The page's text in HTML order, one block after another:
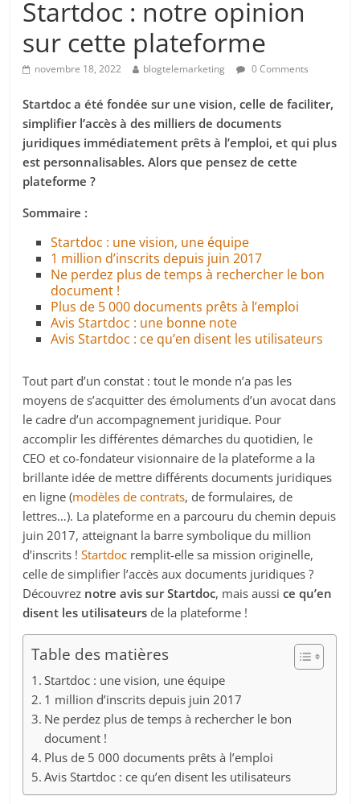
Startdoc : notre opinion
sur cette plateforme
novembre 18, 2022 blogtelemarketing 0 Comments
Startdoc a été fondée sur une vision, celle de faciliter,
simplifier l’accès à des milliers de documents
juridiques immédiatement prêts à l’emploi, et qui plus
est personnalisables. Alors que pensez de cette
plateforme ?
Sommaire :
Startdoc : une vision, une équipe
1 million d’inscrits depuis juin 2017
Ne perdez plus de temps à rechercher le bon
document !
Plus de 5 000 documents prêts à l’emploi
Avis Startdoc : une bonne note
Avis Startdoc : ce qu’en disent les utilisateurs
Tout part d’un constat : tout le monde n’a pas les
moyens de s’acquitter des émoluments d’un avocat dans
le cadre d’un accompagnement juridique. Pour
accomplir les différentes démarches du quotidien, le
CEO et co-fondateur visionnaire de la plateforme a la
brillante idée de mettre différents documents juridiques
en ligne (modèles de contrats, de formulaires, de
lettres…). La plateforme en a parcouru du chemin depuis
juin 2017, atteignant la barre symbolique du million
d’inscrits !Startdoc remplit-elle sa mission originelle,
celle de simplifier l’accès aux documents juridiques ?
Découvrez notre avis sur Startdoc, mais aussice qu’en
disent les utilisateurs de la plateforme !
Table des matières
Startdoc : une vision, une équipe
1 million d’inscrits depuis juin 2017
Ne perdez plus de temps à rechercher le bon
document !
Plus de 5 000 documents prêts à l’emploi
Avis Startdoc : ce qu’en disent les utilisateurs